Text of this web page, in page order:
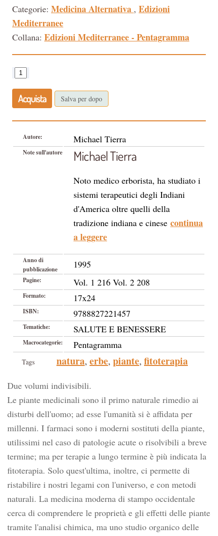
Categorie: Medicina Alternativa , Edizioni
Mediterranee
Collana: Edizioni Mediterranee - Pentagramma
Acquista Salva per dopo
Autore: Michael Tierra
Note sull'autore Michael Tierra
Noto medico erborista, ha studiato i
sistemi terapeutici degli Indiani
d'America oltre quelli della
tradizione indiana e cinese continua
a leggere
Anno di
pubblicazione
1995
Pagine: Vol. 1 216 Vol. 2 208
Formato: 17x24
ISBN: 9788827221457
Tematiche: SALUTE E BENESSERE
Macrocategorie: Pentagramma
Tags natura, erbe, piante, fitoterapia
Due volumi indivisibili.
Le piante medicinali sono il primo naturale rimedio ai
disturbi dell'uomo; ad esse l'umanità si è affidata per
millenni. I farmaci sono i moderni sostituti della piante,
utilissimi nel caso di patologie acute o risolvibili a breve
termine; ma per terapie a lungo termine è più indicata la
fitoterapia. Solo quest'ultima, inoltre, ci permette di
ristabilire i nostri legami con l'universo, e con metodi
naturali. La medicina moderna di stampo occidentale
cerca di comprendere le proprietà e gli effetti delle piante
tramite l'analisi chimica, ma uno studio organico delle